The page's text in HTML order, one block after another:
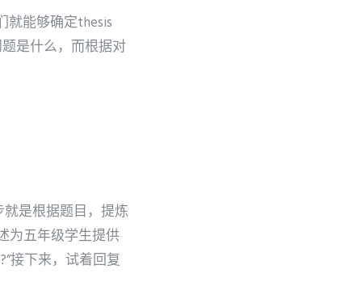
就能够确定thesis
是什么，而根据对
是根据题目，提炼
为五年级学生提供
接下来，试着回复